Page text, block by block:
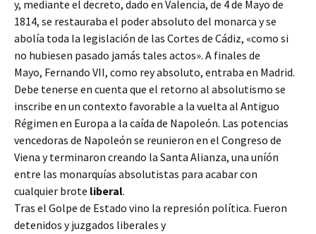
y, mediante el decreto, dado en Valencia, de 4 de Mayo de
1814, se restauraba el poder absoluto del monarca y se
abolía toda la legislación de las Cortes de Cádiz, «como si
no hubiesen pasado jamás tales actos». A finales de
Mayo, Fernando VII, como rey absoluto, entraba en Madrid.
Debe tenerse en cuenta que el retorno al absolutismo se
inscribe en un contexto favorable a la vuelta al Antiguo
Régimen en Europa a la caída de Napoleón. Las potencias
vencedoras de Napoleón se reunieron en el Congreso de
Viena y terminaron creando la Santa Alianza, una uníón
entre las monarquías absolutistas para acabar con
cualquier brote liberal.
Tras el Golpe de Estado vino la represión política. Fueron
detenidos y juzgados liberales y